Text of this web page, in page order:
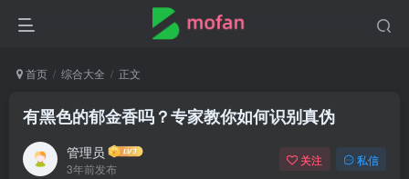
首页 综合大全 正文
有黑色的郁金香吗？专家教你如何识别真伪
管理员
3年前发布
关注 私信